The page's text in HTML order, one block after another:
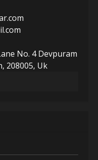
No. 4 Devpuram
208005, Uk